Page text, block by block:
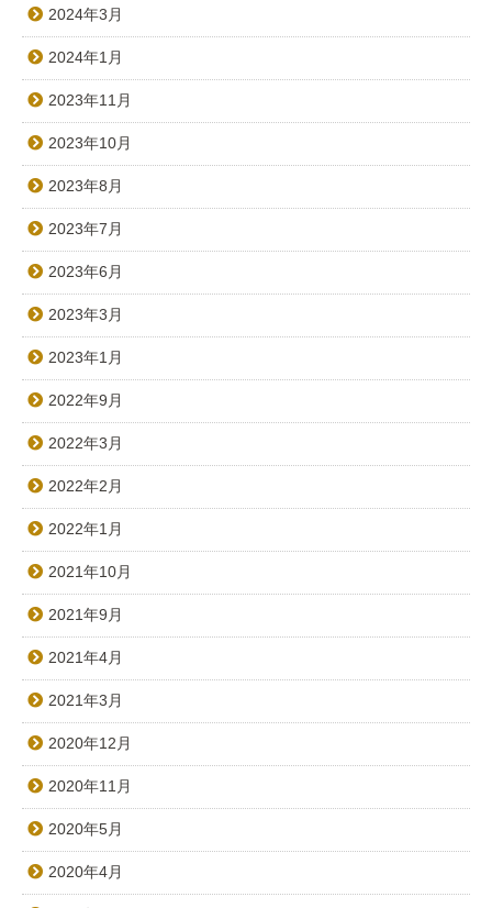
2024年3月
2024年1月
2023年11月
2023年10月
2023年8月
2023年7月
2023年6月
2023年3月
2023年1月
2022年9月
2022年3月
2022年2月
2022年1月
2021年10月
2021年9月
2021年4月
2021年3月
2020年12月
2020年11月
2020年5月
2020年4月